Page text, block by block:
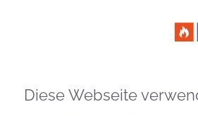
Diese Webseite